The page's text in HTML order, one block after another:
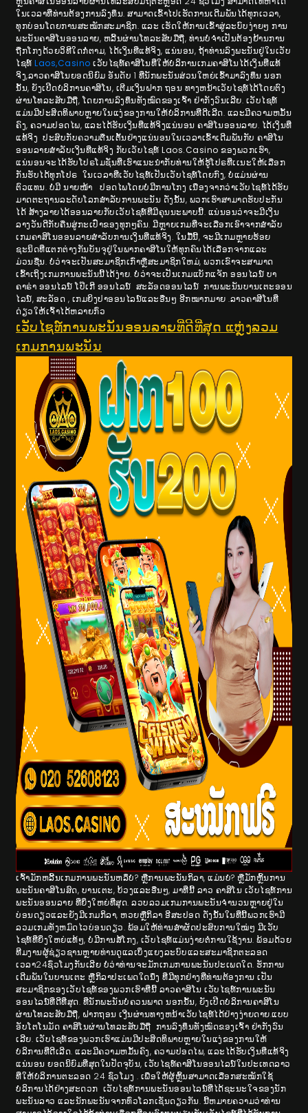
ໃນເວລາທີ່ທ່ານຕ້ອງການລົງທຶນ. ສາມາດເຂົ້າໄປເຮັດການເດີມພັນໄດ້ທຸກເວລາ,
ທຸກບ່ອນໂດຍການສະໝັກສະມາຊິກ. ແລະ ​ເຮັດ​ໃຫ້​ການ​ເຂົ້າ​ສູ່​ລະ​ບົບ​ງ່າຍ​ໆ ການ
ພະນັນຄາສິໂນອອນລາຍ, ຫລີ້ນຜ່ານໂທລະສັບມືຖື, ທ່ານບໍ່ຈໍາເປັນຕ້ອງຢ້ານການ
ຖືກໂກງດ້ວຍວິທີໃດກໍ່ຕາມ, ໄດ້ເງິນທີ່ແທ້ຈິງ, ແນ່ນອນ, ຖ້າທ່ານລົງພະນັນຢູ່ໃນເວັບ
ໄຊທ໌ Laos,Casino ເວັບໄຊທ໌ຄາສິໂນທີ່ໃຫ້ບໍລິການເກມຄາສິໂນໄດ້ເງິນທີ່ແທ້
ຈິງ,ລາວຄາສິໂນຍອດນິຍົມ ອັນດັບ 1 ທີ່ນັກພະນັນສ່ວນໃຫຍ່ເຂົ້າມາລົງທຶນ ນອກ
ນັ້ນ, ຍັງເປີດບໍລິການຄາສິໂນ, ເຕີມເງິນຝາກ ຖອນ ທາງຫນ້າເວັບໄຊທ໌ໄດ້ໂດຍຕົງ
ຜ່ານໂທລະສັບມືຖື, ໂດຍການລົງທຶນທັງໝົດຂອງເຈົ້າ ຢ່າກັງວົນເລີຍ. ເວັບໄຊທ໌
ແມ່ນມີປະສິດທິພາບຫຼາຍໃນແງ່ຂອງການໃຫ້ບໍລິການທີ່ດີເລີດ. ແລະມີຄວາມຫມັ້ນ
ຄົງ, ຄວາມປອດໄພ, ແລະໄດ້ຮັບເງິນທີ່ແທ້ຈິງແນ່ນອນ ຄາສິໂນອອນລາຍ. ໄດ້​ເງິນ​ທີ່​
ແທ້​ຈິງ​​ ປະສົບກັບຄວາມຕື່ນເຕັ້ນຢ່າງແນ່ນອນໃນເວລາເຂົ້າເດີມພັນກັບ ຄາສິໂນ
ອອນລາຍສໍາລັບເງິນທີ່ແທ້ຈິງ ກັບເວັບໄຊທ໌ Laos.Casino ຂອງພວກເຮົາ,
ແນ່ນອນຈະໄດ້ຮັບໂປຣໂມຊັ່ນທີ່ເຮົາແນະນຳກັບທ່ານໃຫ້ຮູ້ໂປຣທີ່ເເນະໃຫ້ເລືອກ
ກັນຮັບໄດ້ທຸກໂປຣ ໃນເວລາທີ່ເວັບໄຊທ໌ເປັນເວັບໄຊທ໌ໂດຍກົງ, ບໍ່ແມ່ນຜ່ານ
ຕົວແທນ. ບໍ່ມີ ນາຍໜ້າ ປອດໄພໂດຍບໍ່ມີການໂກງ ເນື່ອງຈາກວ່າເວັບໄຊທ໌ໄດ້ຮັບ
ມາດຕະຖານລະດັບໂລກສໍາລັບການພະນັນ ດັ່ງນັ້ນ, ພວກເຮົາສາມາດຮັບປະກັນ
ໄດ້ ສ້າງລາຍໄດ້ອອນລາຍກັບເວັບໄຊທ໌ທີ່ມີຄຸນນະພາບນີ້. ແນ່ນອນວ່າຈະມີເງິນ
ລາງວັນດີກັບຄືນສູ່ກະເປົ໋າຂອງທຸກໆຄົນ. ມີຫຼາຍເກມທີ່ຈະເລືອກເອົາຈາກສໍາລັບ
ເກມຄາສິໂນອອນລາຍສໍາລັບການເງິນທີ່ແທ້ຈິງ. ໃນມື້ນີ້, ຈະມີເກມຫຼາຍຮ້ອຍ
ຊະນິດທີ່ແຕກຕ່າງກັນບັນຈຸຢູ່ໃນພາກຄາສິໂນໃຫ້ທຸກຄົນໄດ້ເລືອກຈາກແລະ
ມ່ວນຊື່ນ. ບໍ່ວ່າຈະເປັນສະມາຊິກເກົ່າຫຼືສະມາຊິກໃຫມ່, ພວກເຂົາຈະສາມາດ
ເຂົ້າເຖິງເກມການພະນັນນີ້ໄດ້ງ່າຍ. ບໍ່ວ່າຈະເປັນເກມແບັກແຈັກ ອອນໄລນ໌ ບາ
ຄາຣ່າ ອອນໄລນ໌ ໂປ໊ເກີ ອອນໄລນ໌ ສະລັອດອອນໄລນ໌ ການພະນັນບານເຕະອອນ
ໄລນ໌, ສະລັອດ , ເກມຍິງປາອອນໄລນ໌ແລະອື່ນໆ ອີກໝາກມາຍ .ລາວຄາສີໂນທີ່
ດ່ຽວໃຫ້ເຈົ້າໄດ້ຫລາຍກົ່ວ
ເວັບໄຊທ໌ການພະນັນອອນລາຍທີ່ດີທີ່ສຸດ ແຫຼ່ງລວມ
ເກມການພະນັນ
ເຈົ້າມັກຫລີ້ນເກມການພະນັນຫລຶບໍ? ຫຼືການພະນັນກິລາ, ແມ່ນບໍ? ຫຼືມັກຫຼິ້ນການ
ພະນັນຄາສິໂນສົດ, ບານເຕະ, ບ້ວງແລະອື່ນໆ, ມາທີ່ນີ້ ລາວ ຄາສິໂນ ເວັບໄຊທ໌ການ
ພະນັນອອນລາຍ ທີ່ຍິ່ງໃຫຍ່ທີ່ສຸດ. ລວບລວມເກມການພະນັນຈໍານວນຫຼາຍຢູ່ໃນ
ບ່ອນດຽວແລະຍັງມີເກມກິລາ, ຫວຍຫຼືກິລາ ອີສະປອດ ດັ່ງນັ້ນໃນທີ່ນີ້ພວກເຮົາມີ
ລວມເກມທັງຫມົດໄວບ່ອນດຽວ. ພ້ອມໃຫ້ທ່ານສຳຜັດປະສົບການໃໝ່ໆ ມີເວັບ
ໄຊທ໌ທີ່ຍິ່ງໃຫຍ່ແທ້ໆ, ບໍ່ມີການສໍ້ໂກງ, ເວັບໄຊທ໌ແມ່ນງ່າຍຕໍ່ການໃຊ້ງານ. ພ້ອມດ້ວຍ
ທີມງານຜູ້ຊ່ຽວຊານຫຼາຍທ່ານດູແລເບິ່ງແຍງລະບົບແລະສະມາຊິກຕະລອດ
ເວລາ24ຊົ່ວໂມງກັນເລີຍ ບໍ່ວ່າທ່ານຈະມັກເກມການພະນັນປະເພດໃດ. ຮັກການ
ເດີມພັນໃນບານເຕະ ຫຼືກິລາປະເພດໃດນຶ່ງ ທີ່ມີທຸກຢ່າງທີ່ທ່ານຕ້ອງການ ເປັນ
ສະມາຊິກຂອງເວັບໄຊທ໌ຂອງພວກເຮົາທີ່ນີ້ ລາວຄາສິໂນ ເວັບໄຊທ໌ການພະນັນ
ອອນໄລນ໌ທີ່ດີທີ່ສຸດ. ທີ່ນັກພະນັນບໍ່ຄວນພາດ ນອກນັ້ນ, ຍັງເປີດບໍລິການຄາສິໂນ
ຜ່ານໂທລະສັບມືຖື, ຝາກຖອນ ເງີນຜ່ານທາງຫນ້າເວັບໄຊທ໌ໄດ້ຢ່າງງ່າຍດາຍ.ແບບ
ອັບໂຕໂນມັດ ຄາສິໂນຜ່ານ​ໂທລະ​ສັບ​ມື​ຖື​ ການລົງທຶນທັງໝົດຂອງເຈົ້າ ຢ່າກັງວົນ
ເລີຍ. ເວັບໄຊທ໌ຂອງພວກເຮົາແມ່ນມີປະສິດທິພາບຫຼາຍໃນແງ່ຂອງການໃຫ້
ບໍລິການທີ່ດີເລີດ. ແລະມີຄວາມຫມັ້ນຄົງ, ຄວາມປອດໄພ, ແລະໄດ້ຮັບເງິນທີ່ແທ້ຈິງ
ແນ່ນອນ ຍອດນິຍົມທີ່ສຸດໃນປັດຈຸບັນ, ເວັບໄຊທ໌ຄາສິໂນອອນໄລນ໌ໃນປະເທດລາວ
ທີ່ໃຫ້ບໍລິການຕະລອດ 24 ຊົ່ວໂມງ . ເພື່ອໃຫ້ຜູ້ຫຼິ້ນສາມາດເລືອກສະໝັກໃຊ້
ບໍລິການໄດ້ຢ່າງສະດວກ ເວັບໄຊທ໌ການພະນັນອອນໄລນ໌ທີ່ໄດ້ຊະນະໃຈຂອງນັກ
ພະນັນລາວ ແລະນັກພະນັນຈາກທົ່ວໂລກເຊັ່ນດຽວກັນ. ນີ້ຫມາຍຄວາມວ່າທ່ານ